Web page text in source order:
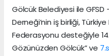
Gölcük Belediyesi ile
Derneği’nin iş birliği,
Federasyonu desteğiyle
Gözünüzden Gölcük” ve